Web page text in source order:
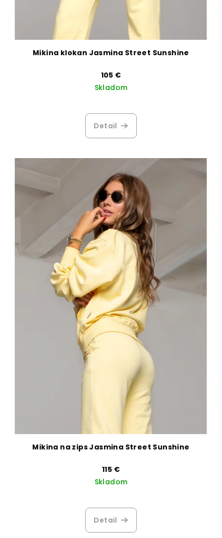
Mikina klokan Jasmina Street Sunshine
105 €
Skladom
Detail
Mikina na zips Jasmina Street Sunshine
115 €
Skladom
Detail